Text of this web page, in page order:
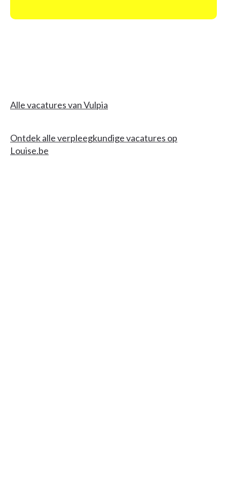
Alle vacatures van Vulpia
Ontdek alle verpleegkundige vacatures op
Louise.be